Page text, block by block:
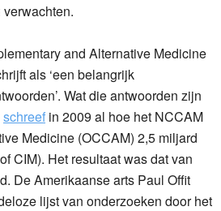
and Alternative Medicine
als ‘een belangrijk
Wat die antwoorden zijn
schreef in 2009 al hoe het NCCAM
Medicine (OCCAM) 2,5 miljard
CIM). Het resultaat was dat van
De Amerikaanse arts Paul Offit
lijst van onderzoeken door het